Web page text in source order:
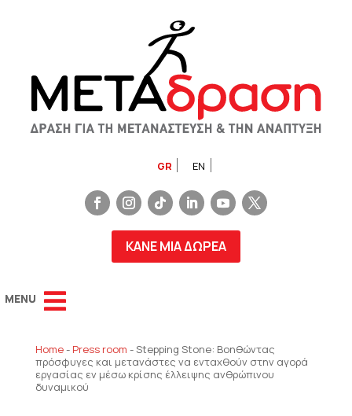
GR EN
ΚΑΝΕ ΜΙΑ ΔΩΡΕΑ
Home- Press room -Stepping Stone: Βοηθώντας
πρόσφυγες και μετανάστες να ενταχθούν στην αγορά
εργασίας εν μέσω κρίσης έλλειψης ανθρώπινου
δυναμικού